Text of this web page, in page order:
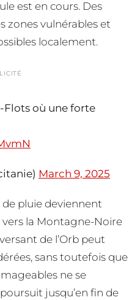
est en cours. Des
zones vulnérables et
localement.
Flots où une forte
March 9, 2025
de pluie deviennent
la Montagne-Noire
de l’Orb peut
sans toutefois que
ne se
jusqu’en fin de